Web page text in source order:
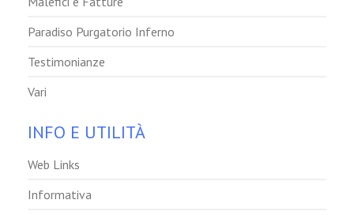
Paradiso Purgatorio Inferno
Testimonianze
Vari
INFO E UTILITÀ
Web Links
Informativa